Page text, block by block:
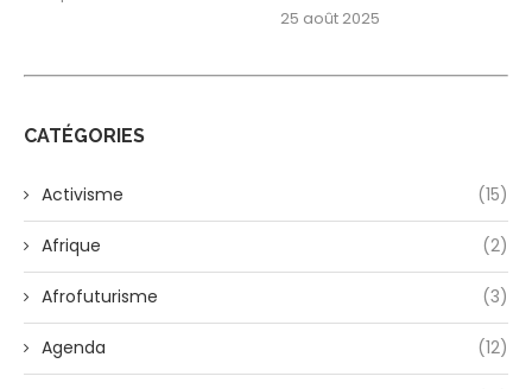
25 août 2025
CATÉGORIES
Activisme (15)
Afrique (2)
Afrofuturisme (3)
Agenda (12)